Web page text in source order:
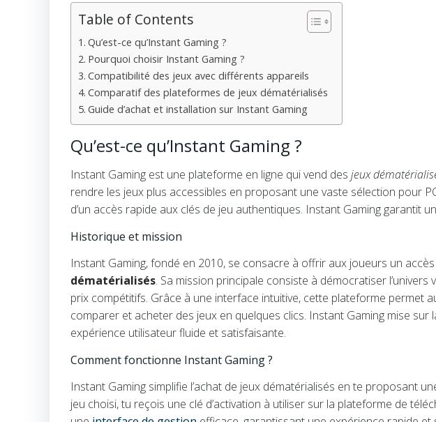
Table of Contents
Qu’est-ce qu’Instant Gaming ?
Pourquoi choisir Instant Gaming ?
Compatibilité des jeux avec différents appareils
Comparatif des plateformes de jeux dématérialisés
Guide d’achat et installation sur Instant Gaming
Qu’est-ce qu’Instant Gaming ?
Instant Gaming est une plateforme en ligne qui vend des jeux
rendre les jeux plus accessibles en proposant une vaste sélection pour
d’un accès rapide aux clés de jeu authentiques. Instant Gaming garantit
Historique et mission
Instant Gaming, fondé en 2010, se consacre à offrir aux joueurs un
dématérialisés. Sa mission principale consiste à démocratiser
prix compétitifs. Grâce à une interface intuitive, cette plateforme permet
comparer et acheter des jeux en quelques clics. Instant Gaming mise
expérience utilisateur fluide et satisfaisante.
Comment fonctionne Instant Gaming ?
Instant Gaming simplifie l’achat de jeux dématérialisés en te proposant
jeu choisi, tu reçois une clé d’activation à utiliser sur la plateforme de